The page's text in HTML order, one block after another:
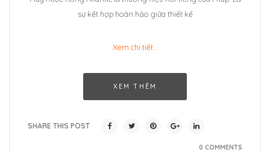
sự kết hợp hoàn hảo giữa thiết kế
Xem chi tiết…
XEM THÊM
SHARE THIS POST
0 COMMENTS